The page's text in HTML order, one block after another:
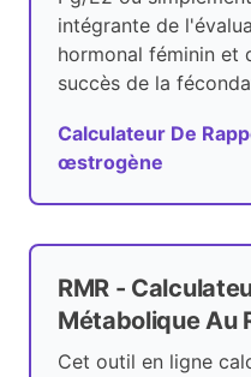
intégrante de
hormonal féminin et
succès de la
Calculateur De
œstrogène
RMR -
Métabolique Au
Cet outil en ligne